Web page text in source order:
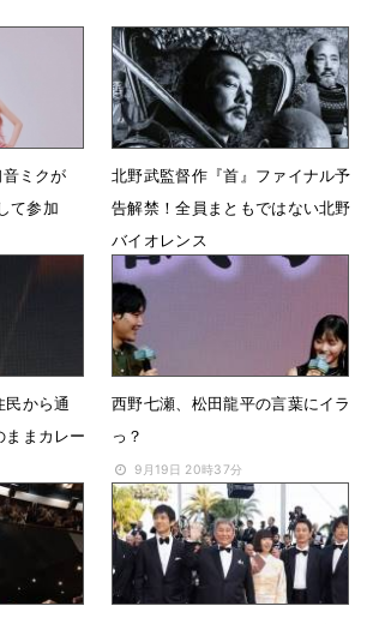
ミクが
て参加
北野武監督作『首』ファイナル予
告解禁！全員まともではない北野
バイオレンス
11月16日 17時03分
民から通
まカレー
西野七瀬、松田龍平の言葉にイラ
っ？
9月19日 20時37分